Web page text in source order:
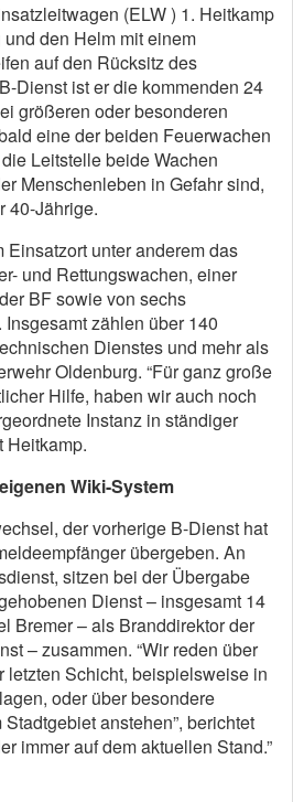
(ELW ) 1. Heitkamp
den Helm mit einem
auf den Rücksitz des
Dienst ist er die kommenden 24
größeren oder besonderen
eine der beiden Feuerwachen
Leitstelle beide Wachen
Menschenleben in Gefahr sind,
40-Jährige.
Einsatzort unter anderem das
und Rettungswachen, einer
BF sowie von sechs
zählen über 140
Dienstes und mehr als
Oldenburg. “Für ganz große
Hilfe, haben wir auch noch
Instanz in ständiger
Heitkamp.
Wiki-System
der vorherige B-Dienst hat
übergeben. An
sitzen bei der Übergabe
Dienst – insgesamt 14
Bremer – als Branddirektor der
– zusammen. “Wir reden über
letzten Schicht, beispielsweise in
oder über besondere
anstehen”, berichtet
immer auf dem aktuellen Stand.”